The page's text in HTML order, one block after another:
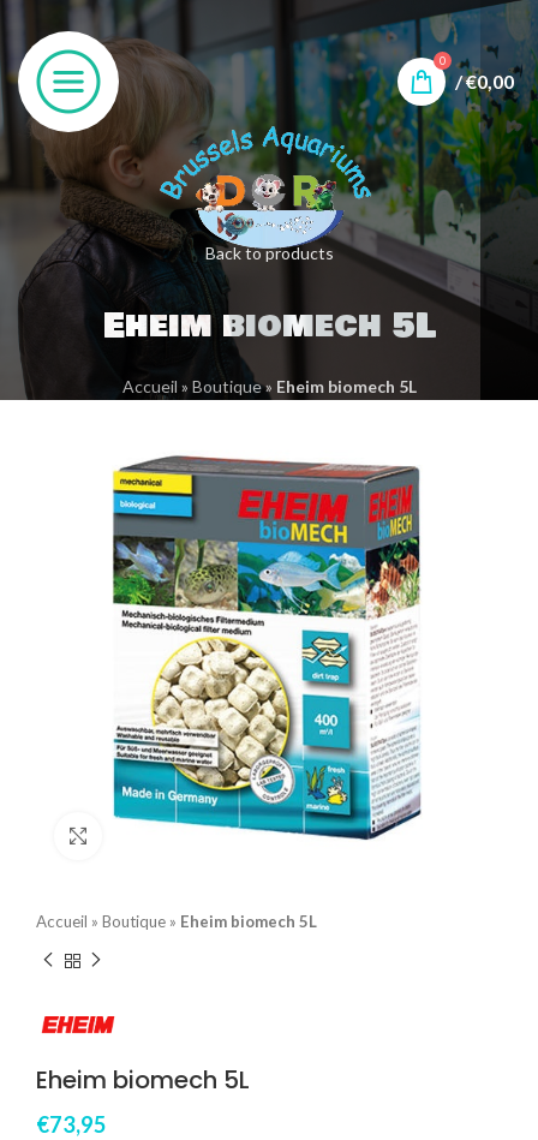
0
/€0,00
Back to products
Eheim biomech 5L
Accueil » Boutique» Eheim biomech 5L
Accueil » Boutique » Eheim biomech 5L
Eheim biomech 5L
€73,95